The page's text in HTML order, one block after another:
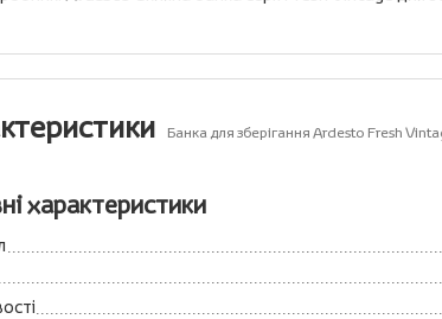
Банка для зберігання Ardesto Fresh
характеристики